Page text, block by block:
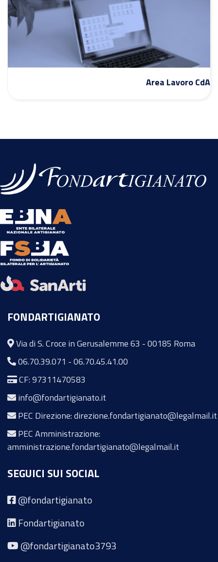
Area Lavoro CdA
FONDARTIGIANATO
Via di S. Croce in Gerusalemme 63 - 00185 Roma
06.70.39.071 -06.70.45.41.00
CF: 97311470583
info@fondartigianato.it
PEC Direzione: direzione.fondartigianato@legalmail.it
PEC Amministrazione:
amministrazione.fondartigianato@legalmail.it
SEGUICI SUI SOCIAL
@fondartigianato
Fondartigianato
@fondartigianato3793